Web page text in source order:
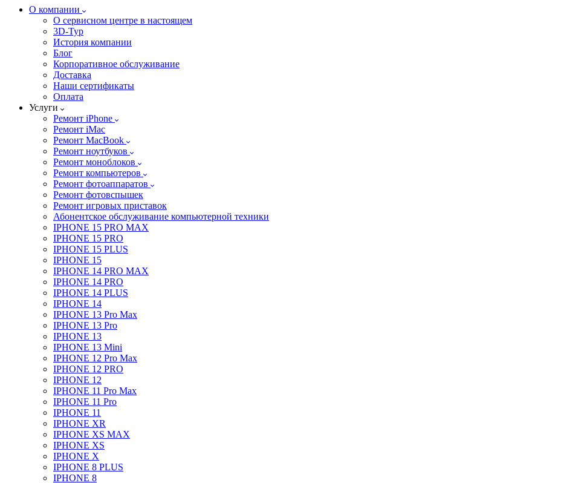
О компании
О сервисном центре в настоящем
3D-Тур
История компании
Блог
Корпоративное обслуживание
Доставка
Наши сертификаты
Оплата
Услуги
Ремонт iPhone
Ремонт iMac
Ремонт MacBook
Ремонт ноутбуков
Ремонт моноблоков
Ремонт компьютеров
Ремонт фотоаппаратов
Ремонт фотовспышек
Ремонт игровых приставок
Абонентское обслуживание компьютерной техники
IPHONE 15 PRO MAX
IPHONE 15 PRO
IPHONE 15 PLUS
IPHONE 15
IPHONE 14 PRO MAX
IPHONE 14 PRO
IPHONE 14 PLUS
IPHONE 14
IPHONE 13 Pro Max
IPHONE 13 Pro
IPHONE 13
IPHONE 13 Mini
IPHONE 12 Pro Max
IPHONE 12 PRO
IPHONE 12
IPHONE 11 Pro Max
IPHONE 11 Pro
IPHONE 11
IPHONE XR
IPHONE XS MAX
IPHONE XS
IPHONE X
IPHONE 8 PLUS
IPHONE 8